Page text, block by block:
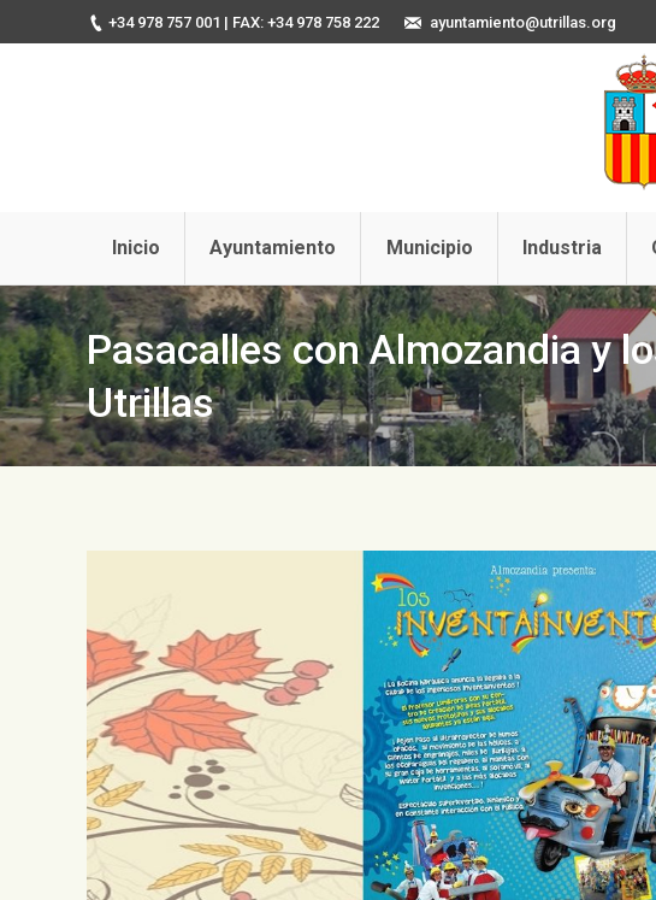
+34 978 757 001 | FAX: +34 978 758 222 ayuntamiento@utrillas.org
Inicio Ayuntamiento Municipio Industria
Pasacalles con Almozandia y
Utrillas